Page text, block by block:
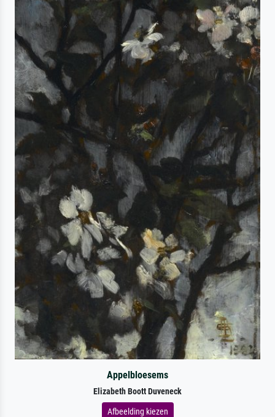
Appelbloesems
Elizabeth Boott Duveneck
Afbeelding kiezen